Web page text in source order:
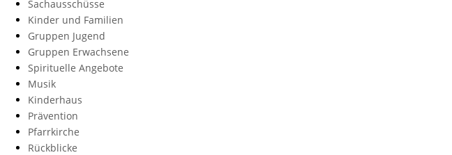
Sachausschüsse
Kinder und Familien
Gruppen Jugend
Gruppen Erwachsene
Spirituelle Angebote
Musik
Kinderhaus
Prävention
Pfarrkirche
Rückblicke